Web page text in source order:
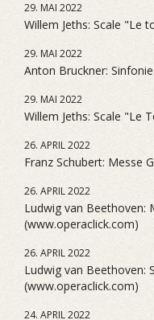
29. MAI 2022
Willem Jeths: Scale "Le
29. MAI 2022
Anton Bruckner:
29. MAI 2022
Willem Jeths: Scale "Le
26. APRIL 2022
Franz Schubert: Messe
26. APRIL 2022
Ludwig van Beethoven:
(www.operaclick.com)
26. APRIL 2022
Ludwig van Beethoven:
(www.operaclick.com)
24. APRIL 2022